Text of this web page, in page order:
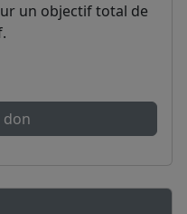
un objectif total de
don